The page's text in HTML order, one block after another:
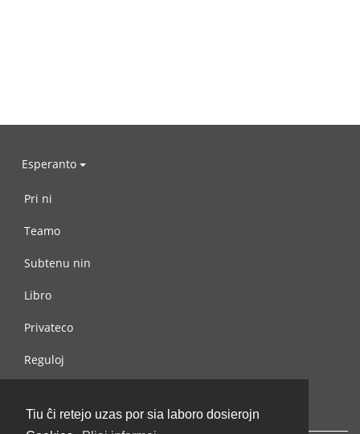
Tiu ĉi retejo uzas por sia laboro dosierojn
Esperanto
Pri ni
Teamo
Subtenu nin
Libro
Privateco
Reguloj